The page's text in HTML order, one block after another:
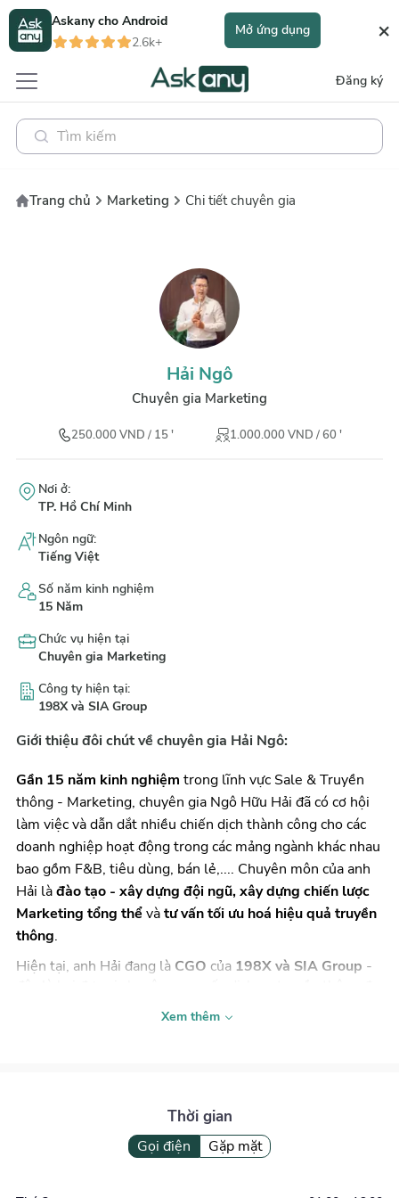
Askany cho Android
2.6k+
Mở ứng dụng ×
Đăng ký
Trang chủ Marketing Chi tiết chuyên gia
Hải Ngô
Chuyên gia Marketing
250.000 VND / 15' 1.000.000 VND /60 '
Nơi ở:
TP. Hồ Chí Minh
Ngôn ngữ:
Tiếng Việt
Số năm kinh nghiệm
15 Năm
Chức vụ hiện tại
Chuyên gia Marketing
Công ty hiện tại:
198X và SIA Group
Giới thiệu đôi chút về chuyên gia Hải Ngô:
Gần 15 năm kinh nghiệm trong lĩnh vực Sale & Truyền
thông - Marketing, chuyên gia Ngô Hữu Hải đã có cơ hội
làm việc và dẫn dắt nhiều chiến dịch thành công cho các
doanh nghiệp hoạt động trong các mảng ngành khác nhau
bao gồm F&B, tiêu dùng, bán lẻ,.... Chuyên môn của anh
Hải là đào tạo - xây dựng đội ngũ, xây dựng chiến lược
Marketing tổng thể và tư vấn tối ưu hoá hiệu quả truyền
thông.
Hiện tại, anh Hải đang là CGO của 198X và SIA Group -
cá nhân, doanh nghiệp.
Giám đốc Kinh doanh rồi Phó Tổng Giám đốc
Công Ty Cổ Phần Truyền Thông Đa Phương Tiện
Xem thêm
Thời gian
Gọi điện Gặp mặt